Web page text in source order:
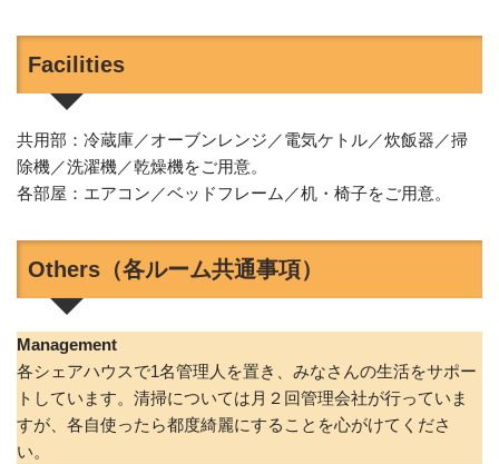
Facilities
共用部：冷蔵庫／オーブンレンジ／電気ケトル／炊飯器／掃
除機／洗濯機／乾燥機をご用意。
各部屋：エアコン／ベッドフレーム／机・椅子をご用意。
Others（各ルーム共通事項）
Management
各シェアハウスで1名管理人を置き、みなさんの生活をサポー
トしています。清掃については月２回管理会社が行っていま
すが、各自使ったら都度綺麗にすることを心がけてくださ
い。